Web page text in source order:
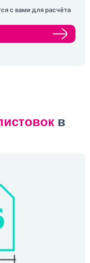
с вами для расчёта
в